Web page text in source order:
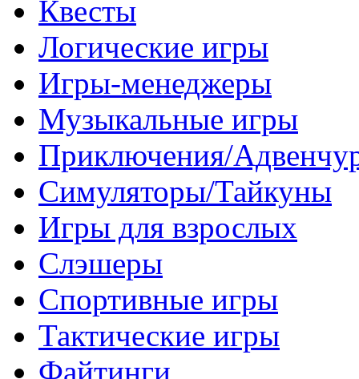
Квесты
Логические игры
Игры-менеджеры
Музыкальные игры
Приключения/
Симуляторы/Тайкуны
Игры для взрослых
Слэшеры
Спортивные игры
Тактические игры
Файтинги